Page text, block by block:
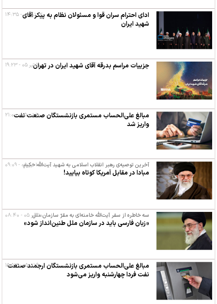
ادای احترام سران قوا و مسئولان نظام به پیکر آقای
شهید ایران
۱۲ تیر ۰۵ - ۱۴:۳۵
جزییات مراسم بدرقه آقای شهید ایران در تهران
۱۱ تیر ۰۵ - ۱۹:۲۳
مبالغ علی‌الحساب مستمری بازنشستگان صنعت نفت
واریز شد
۱۰ تیر ۰۵ - ۲۱:۰۰
آخرین توصیه‌ی رهبر انقلاب اسلامی به شهید آیت‌الله حکیم
مبادا در مقابل آمریکا کوتاه بیایید!
۱۰ تیر ۰۵ - ۰۹:۰۹
سه خاطره از سفر آیت‌الله خامنه‌ای به مقرّ سازمان ملل
«زبان فارسی باید در سازمان ملل طنین‌انداز شود»
۱۰ تیر ۰۵ - ۰۸:۴۰
مبالغ علی‌الحساب مستمری بازنشستگان ارجمند صنعت
نفت فردا چهارشنبه واریز می‌شود
۹ تیر ۰۵ - ۱۵:۵۳